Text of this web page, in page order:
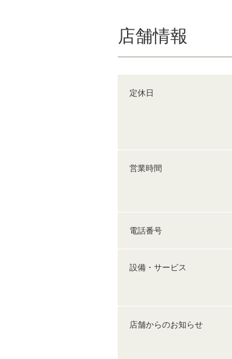
店舗情報
定休日
営業時間
電話番号
設備・サービス
店舗からのお知らせ